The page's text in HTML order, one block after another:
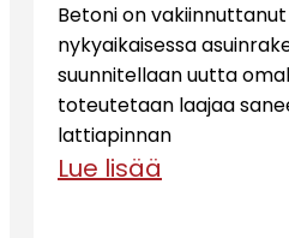
Betoni on
nykyaikaisessa
suunnitellaan uutta
toteutetaan laajaa
lattiapinnan
Lue lisää